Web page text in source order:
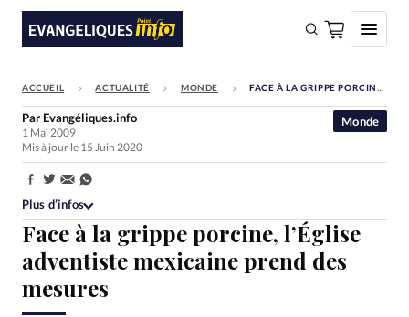
FAIRE UN DON
Faire un don
Société
Monde
Bible
Toute l'actualité
ACCUEIL ACTUALITÉ MONDE FACE À LA GRIPPE PORCINE, L’ÉGLISE ADVENTISTE MEXICAINE PREND DES MESURES
Face à la grippe porcine, l’Église
adventiste mexicaine prend des
mesures
Monde
Par Evangéliques.info
1 Mai 2009
Mis à jour le 15 Juin 2020
Partager:
Plus d’infos